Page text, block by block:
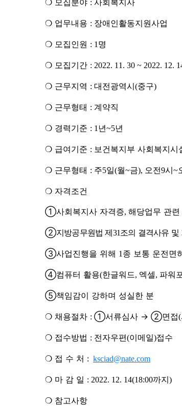
:
❍ 업무내용 : 장애인활동지원사업
❍ 모집인원 : 1 명
❍ 모집기간 : 2022. 11. 30 ~ 2022. 12.
❍ 근무지역 : 대전광역시(중구)
❍ 근무형태 : 계약직
❍ 경력기준 : 1 년~5년
❍ 급여기준 : 보건복지부 사회복지
❍ 근무형태 : 주5일(월~금), 오전9시~
❍ 자격조건
①사회복지사 자격증, 해당업무 관련
②지방공무원법 제31조의 결격사유
③사업진행을 위해 1 종 보통 운전면
④컴퓨터 활용(한글워드, 엑셀, 파워
⑤책임감이 강하며 성실한 분
❍ 채용절차 : ①서류심사 → ②면접(
❍ 접수방법 : 전자우편(이메일)접수
❍ 접 수 처 : ksciad@nate.com
❍ 마 감 일 : 2022. 12. 14(18:00까지)
❍ 참고사항